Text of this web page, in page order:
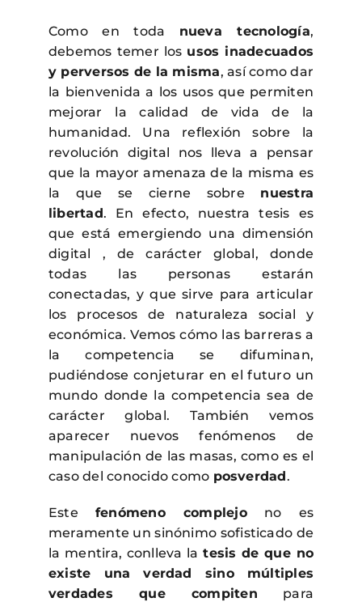
Como en toda nueva tecnología,
debemos temer los usos inadecuados
y perversos de la misma, así como dar
la bienvenida a los usos que permiten
mejorar la calidad de vida de la
humanidad. Una reflexión sobre la
revolución digital nos lleva a pensar
que la mayor amenaza de la misma es
la que se cierne sobre nuestra
libertad. En efecto, nuestra tesis es
que está emergiendo una dimensión
digital , de carácter global, donde
todas las personas estarán
conectadas, y que sirve para articular
los procesos de naturaleza social y
económica. Vemos cómo las barreras a
la competencia se difuminan,
pudiéndose conjeturar en el futuro un
mundo donde la competencia sea de
carácter global. También vemos
aparecer nuevos fenómenos de
manipulación de las masas, como es el
caso del conocido como posverdad.
Estefenómeno complejono es
meramente un sinónimo sofisticado de
la mentira, conlleva latesis de que no
existe una verdad sino múltiples
verdades que compiten para